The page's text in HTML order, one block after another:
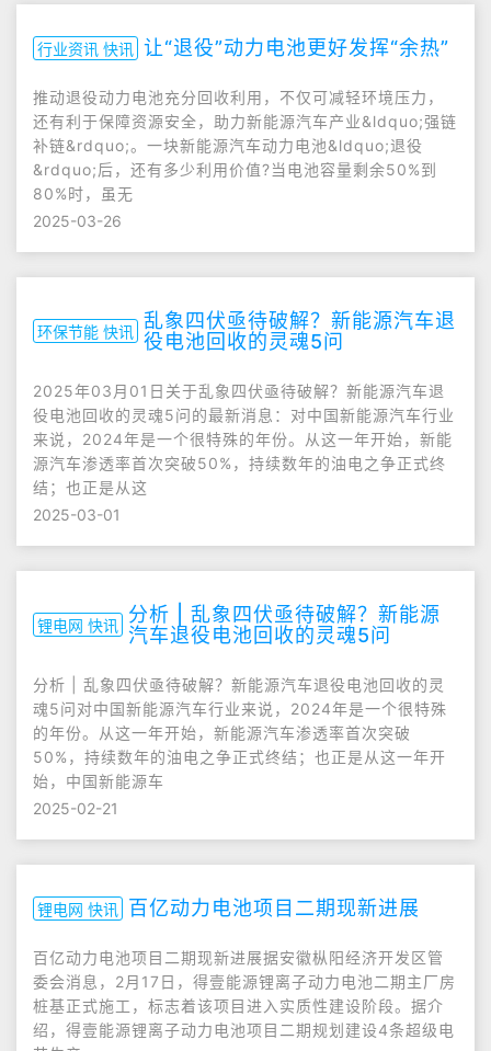
行业资讯 快讯 让“退役”动力电池更好发挥“余热”
推动退役动力电池充分回收利用，不仅可减轻环境压力，
还有利于保障资源安全，助力新能源汽车产业&ldquo;强链
补链&rdquo;。一块新能源汽车动力电池&ldquo;退役
&rdquo;后，还有多少利用价值?当电池容量剩余50%到
80%时，虽无
2025-03-26
环保节能 快讯 乱象四伏亟待破解？新能源汽车退
役电池回收的灵魂5问
2025年03月01日关于乱象四伏亟待破解？新能源汽车退
役电池回收的灵魂5问的最新消息：对中国新能源汽车行业
来说，2024年是一个很特殊的年份。从这一年开始，新能
源汽车渗透率首次突破50%，持续数年的油电之争正式终
结；也正是从这
2025-03-01
锂电网 快讯 分析 | 乱象四伏亟待破解？新能源
汽车退役电池回收的灵魂5问
分析 | 乱象四伏亟待破解？新能源汽车退役电池回收的灵
魂5问对中国新能源汽车行业来说，2024年是一个很特殊
的年份。从这一年开始，新能源汽车渗透率首次突破
50%，持续数年的油电之争正式终结；也正是从这一年开
始，中国新能源车
2025-02-21
锂电网 快讯 百亿动力电池项目二期现新进展
百亿动力电池项目二期现新进展据安徽枞阳经济开发区管
委会消息，2月17日，得壹能源锂离子动力电池二期主厂房
桩基正式施工，标志着该项目进入实质性建设阶段。据介
绍，得壹能源锂离子动力电池项目二期规划建设4条超级电